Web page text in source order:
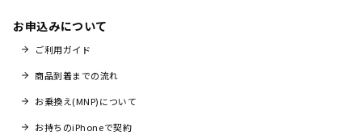
お申込みについて
ご利用ガイド
商品到着までの流れ
お乗換え(MNP)について
お持ちのiPhoneで契約